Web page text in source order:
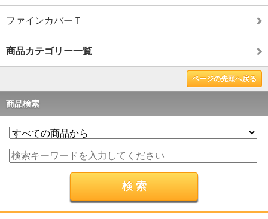
ファインカバーＴ
商品カテゴリー一覧
ページの先頭へ戻る
商品検索